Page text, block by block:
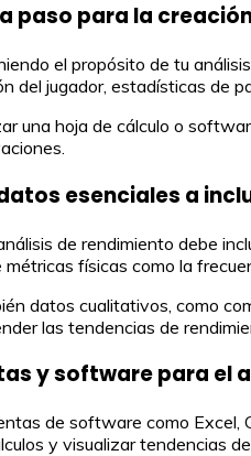
paso para la
el propósito de tu
del jugador, estadísticas de
una hoja de cálculo o
esenciales a
de rendimiento debe
físicas como la
datos cualitativos, como
las tendencias de
y software para el
de software como Excel,
y visualizar tendencias